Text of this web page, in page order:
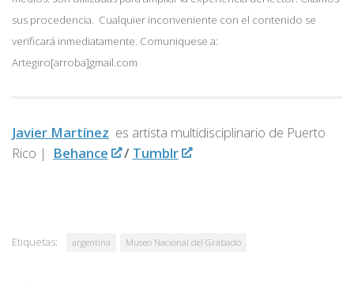
sus procedencia. Cualquier inconveniente con el contenido se
verificará inmediatamente. Comuniquese a:
Artegiro[arroba]gmail.com
Javier Martínez es artista multidisciplinario de Puerto
Rico |
Behance / Tumblr
Etiquetas: argentina Museo Nacional del Grabado